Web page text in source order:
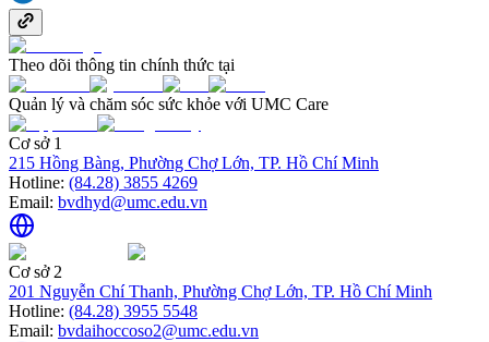
Theo dõi thông tin chính thức tại
Quản lý và chăm sóc sức khỏe với UMC Care
Cơ sở 1
215 Hồng Bàng, Phường Chợ Lớn, TP. Hồ Chí Minh
Hotline: (84.28) 3855 4269
Email: bvdhyd@umc.edu.vn
Cơ sở 2
201 Nguyễn Chí Thanh, Phường Chợ Lớn, TP. Hồ Chí Minh
Hotline: (84.28) 3955 5548
Email: bvdaihoccoso2@umc.edu.vn